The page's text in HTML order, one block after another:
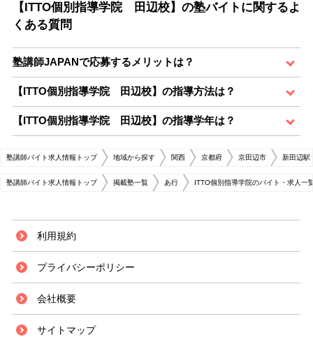
【ITTO個別指導学院 田辺校】の塾バイトに関するよ
くある質問
塾講師JAPANで応募するメリットは？
【ITTO個別指導学院 田辺校】の指導方法は？
【ITTO個別指導学院 田辺校】の指導学年は？
塾講師バイト求人情報トップ 地域から探す 関西 京都府 京田辺市 新田辺駅
塾講師バイト求人情報トップ 掲載塾一覧 あ行 ITTO個別指導学院のバイト・求人一
利用規約
プライバシーポリシー
会社概要
サイトマップ